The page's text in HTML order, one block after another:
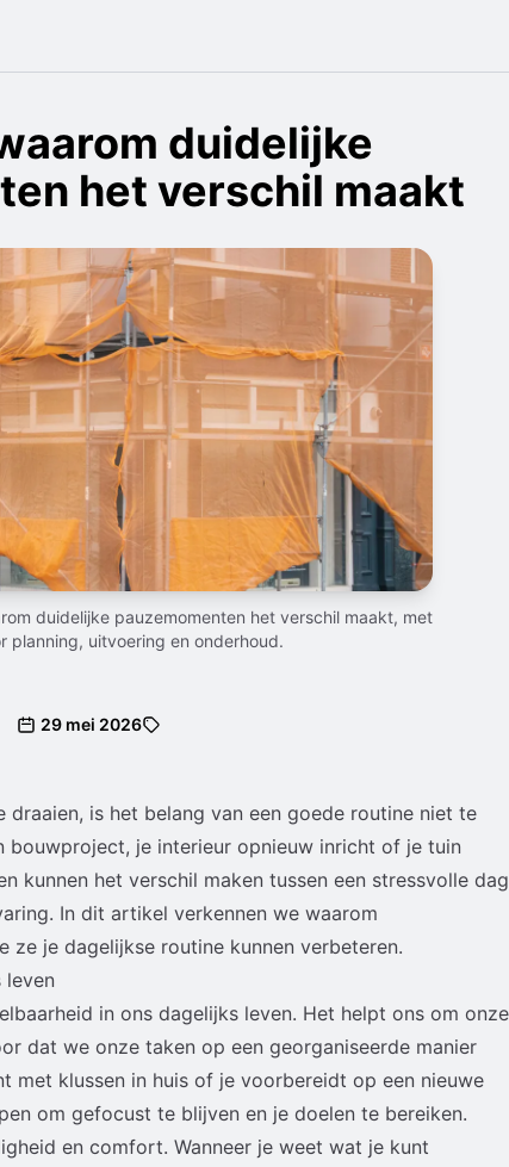
duidelijke
het verschil maakt
duidelijke pauzemomenten het verschil maakt, met
planning, uitvoering en onderhoud.
29 mei 2026
is het belang van een goede routine niet te
bouwproject, je interieur opnieuw inricht of je tuin
kunnen het verschil maken tussen een stressvolle dag
In dit artikel verkennen we waarom
ze je dagelijkse routine kunnen verbeteren.
leven
in ons dagelijks leven. Het helpt ons om onze
dat we onze taken op een georganiseerde manier
met klussen in huis of je voorbereidt op een nieuwe
om gefocust te blijven en je doelen te bereiken.
en comfort. Wanneer je weet wat je kunt